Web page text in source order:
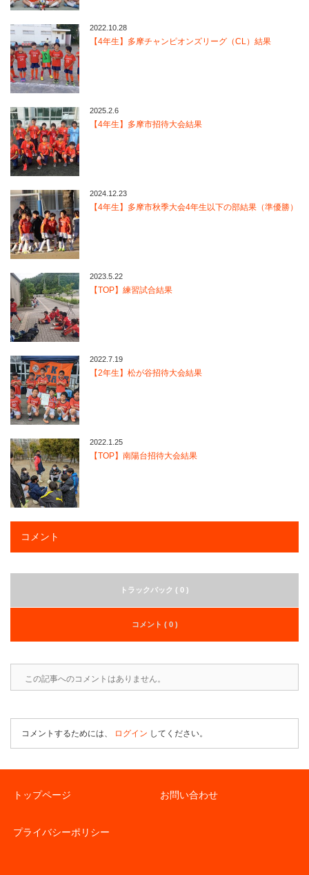
2022.10.28
【4年生】多摩チャンピオンズリーグ（CL）結果
2025.2.6
【4年生】多摩市招待大会結果
2024.12.23
【4年生】多摩市秋季大会4年生以下の部結果（準優勝）
2023.5.22
【TOP】練習試合結果
2022.7.19
【2年生】松が谷招待大会結果
2022.1.25
【TOP】南陽台招待大会結果
コメント
トラックバック ( 0 )
コメント ( 0 )
この記事へのコメントはありません。
コメントするためには、 ログイン してください。
トップページ お問い合わせ
プライバシーポリシー